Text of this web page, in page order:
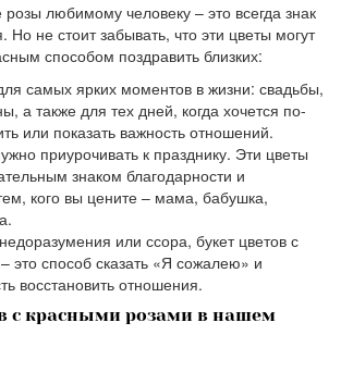
любимому человеку – это всегда знак
не стоит забывать, что эти цветы могут
способом поздравить близких:
самых ярких моментов в жизни: свадьбы,
а также для тех дней, когда хочется по-
или показать важность отношений.
приурочивать к празднику. Эти цветы
знаком благодарности и
кого вы цените – мама, бабушка,
или ссора, букет цветов с
это способ сказать «Я сожалею» и
восстановить отношения.
с красными розами в нашем